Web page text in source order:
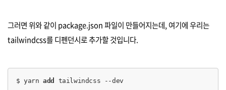
그러면 위와 같이 package.json 파일이 만들어지는데, 여기에 우리는
tailwindcss를 디펜던시로 추가할 것입니다.
$ yarn add tailwindcss --dev​